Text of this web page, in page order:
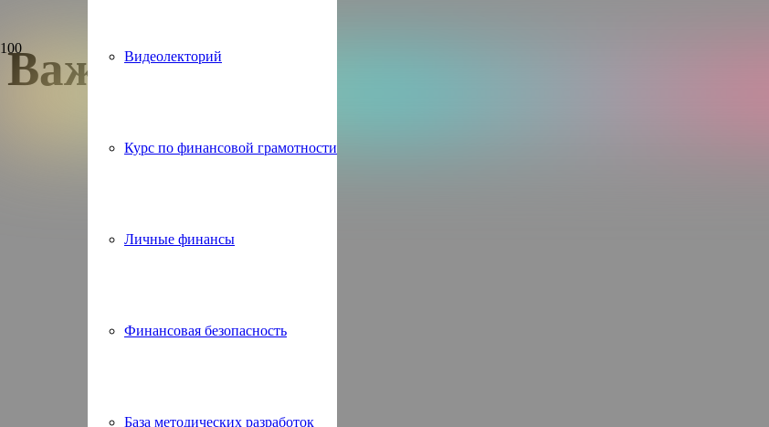
Видеолекторий
Курс по финансовой грамотности
Личные финансы
Финансовая безопасность
База методических разработок
Важно знать!